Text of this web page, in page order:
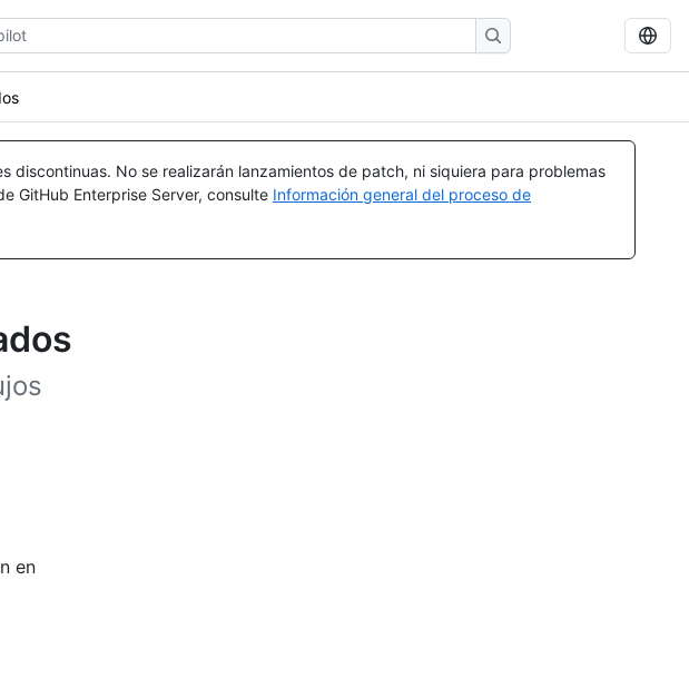
discontinuas. No se realizarán lanzamientos de patch, ni siquiera para problemas
GitHub Enterprise Server, consulte Información general del proceso de
en